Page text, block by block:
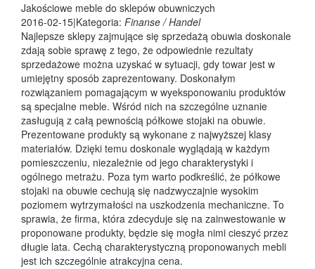
Jakościowe meble do sklepów obuwniczych
2016-02-15|Kategoria: Finanse / Handel
Najlepsze sklepy zajmujące się sprzedażą obuwia doskonale
zdają sobie sprawę z tego, że odpowiednie rezultaty
sprzedażowe można uzyskać w sytuacji, gdy towar jest w
umiejętny sposób zaprezentowany. Doskonałym
rozwiązaniem pomagającym w wyeksponowaniu produktów
są specjalne meble. Wśród nich na szczególne uznanie
zasługują z całą pewnością półkowe stojaki na obuwie.
Prezentowane produkty są wykonane z najwyższej klasy
materiałów. Dzięki temu doskonale wyglądają w każdym
pomieszczeniu, niezależnie od jego charakterystyki i
ogólnego metrażu. Poza tym warto podkreślić, że półkowe
stojaki na obuwie cechują się nadzwyczajnie wysokim
poziomem wytrzymałości na uszkodzenia mechaniczne. To
sprawia, że firma, która zdecyduje się na zainwestowanie w
proponowane produkty, będzie się mogła nimi cieszyć przez
długie lata. Cechą charakterystyczną proponowanych mebli
jest ich szczególnie atrakcyjna cena.